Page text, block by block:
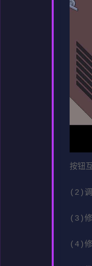
按钮
(2)调
(3)修
(4)修